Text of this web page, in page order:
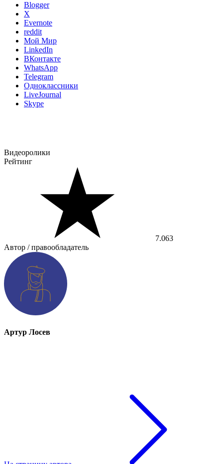
Blogger
X
Evernote
reddit
Мой Мир
LinkedIn
ВКонтакте
WhatsApp
Telegram
Одноклассники
LiveJournal
Skype
Видеоролики
Рейтинг
7.063
Автор / правообладатель
Артур Лосев